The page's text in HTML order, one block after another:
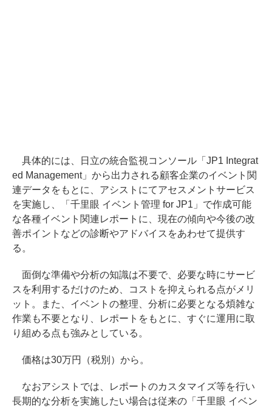
具体的には、日立の統合監視コンソール「JP1 Integrat
ed Management」から出力される顧客企業のイベント関
連データをもとに、アシストにてアセスメントサービス
を実施し、「千里眼 イベント管理 for JP1」で作成可能
な各種イベント関連レポートに、現在の傾向や今後の改
善ポイントなどの診断やアドバイスをあわせて提供す
る。
面倒な準備や分析の知識は不要で、必要な時にサービ
スを利用するだけのため、コストを抑えられる点がメリ
ット。また、イベントの整理、分析に必要となる煩雑な
作業も不要となり、レポートをもとに、すぐに運用に取
り組める点も強みとしている。
価格は30万円（税別）から。
なおアシストでは、レポートのカスタマイズ等を行い
長期的な分析を実施したい場合は従来の「千里眼 イベン